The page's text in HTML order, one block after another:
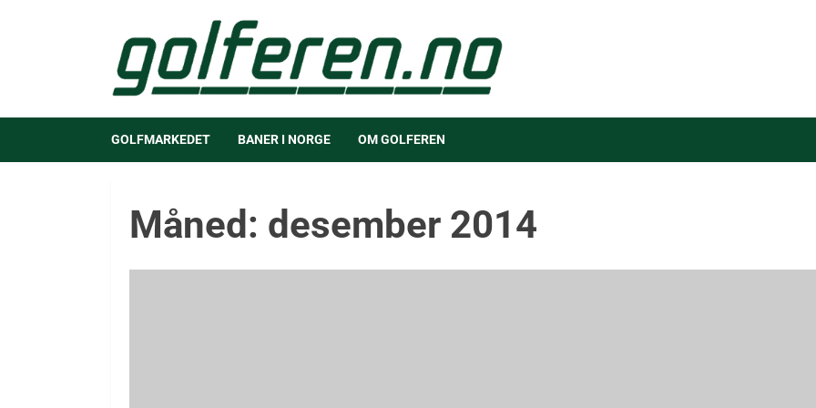
GOLFMARKEDET BANER I NORGE OM GOLFEREN
Måned: desember 2014